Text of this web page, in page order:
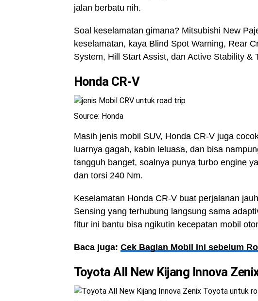
jalan berbatu nih.
Soal keselamatan gimana? Mitsubishi New
keselamatan, kaya Blind Spot Warning, Rear
System, Hill Start Assist, dan Active Stability
Honda CR-V
Source: Honda
Masih jenis mobil SUV, Honda CR-V juga
luarnya gagah, kabin leluasa, dan bisa
tangguh banget, soalnya punya turbo engine
dan torsi 240 Nm.
Keselamatan Honda CR-V buat perjalanan
Sensing yang terhubung langsung sama
fitur ini bantu bisa ngikutin kecepatan mobil
Baca juga: Cek Bagian Mobil Ini sebelum
Toyota All New Kijang Innova